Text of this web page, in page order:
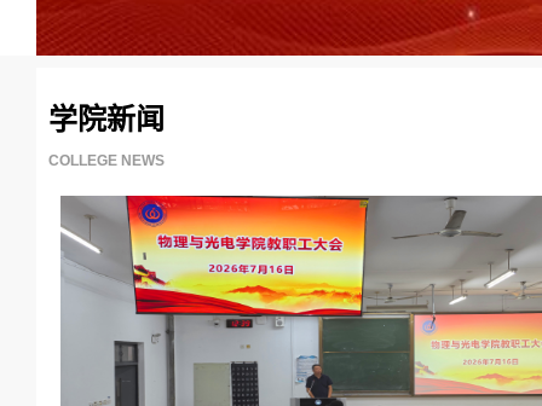
学院新闻
COLLEGE NEWS